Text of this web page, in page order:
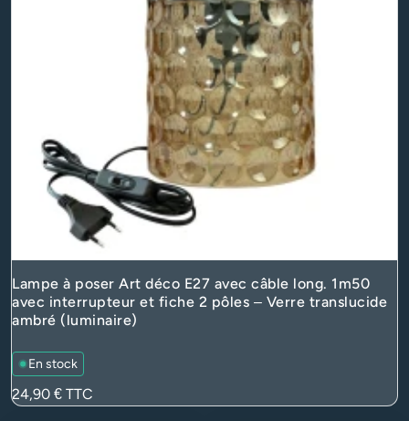
Lampe à poser Art déco E27 avec câble long. 1m50
avec interrupteur et fiche 2 pôles – Verre translucide
ambré (luminaire)
En stock
Prix
24,90 € TTC